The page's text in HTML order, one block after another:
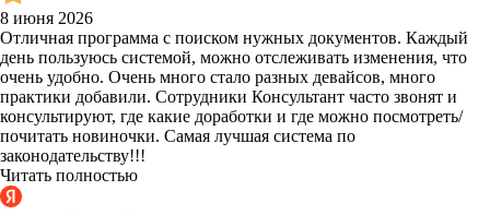
8 июня 2026
Отличная программа с поиском нужных документов. Каждый
день пользуюсь системой, можно отслеживать изменения, что
очень удобно. Очень много стало разных девайсов, много
практики добавили. Сотрудники Консультант часто звонят и
консультируют, где какие доработки и где можно посмотреть/
почитать новиночки. Самая лучшая система по
законодательству!!!
Читать полностью